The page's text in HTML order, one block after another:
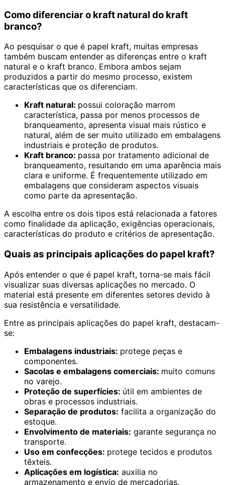
Como diferenciar o kraft natural do kraft
branco?
Ao pesquisar o que é papel kraft, muitas empresas
também buscam entender as diferenças entre o kraft
natural e o kraft branco. Embora ambos sejam
produzidos a partir do mesmo processo, existem
características que os diferenciam.
Kraft natural: possui coloração marrom
característica, passa por menos processos de
branqueamento, apresenta visual mais rústico e
natural, além de ser muito utilizado em embalagens
industriais e proteção de produtos.
Kraft branco: passa por tratamento adicional de
branqueamento, resultando em uma aparência mais
clara e uniforme. É frequentemente utilizado em
embalagens que consideram aspectos visuais
como parte da apresentação.
A escolha entre os dois tipos está relacionada a fatores
como finalidade da aplicação, exigências operacionais,
características do produto e critérios de apresentação.
Quais as principais aplicações do papel kraft?
Após entender o que é papel kraft, torna-se mais fácil
visualizar suas diversas aplicações no mercado. O
material está presente em diferentes setores devido à
sua resistência e versatilidade.
Entre as principais aplicações do papel kraft, destacam-
se:
Embalagens industriais: protege peças e
componentes.
Sacolas e embalagens comerciais: muito comuns
no varejo.
Proteção de superfícies: útil em ambientes de
obras e processos industriais.
Separação de produtos: facilita a organização do
estoque.
Envolvimento de materiais: garante segurança no
transporte.
Uso em confecções: protege tecidos e produtos
têxteis.
Aplicações em logística: auxilia no
armazenamento e envio de mercadorias.